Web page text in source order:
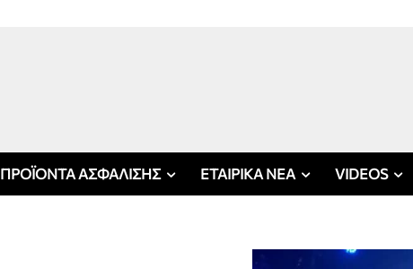
ΠΡΟΪΟΝΤΑ ΑΣΦΑΛΙΣΗΣ ΕΤΑΙΡΙΚΑ ΝΕΑ VIDEOS